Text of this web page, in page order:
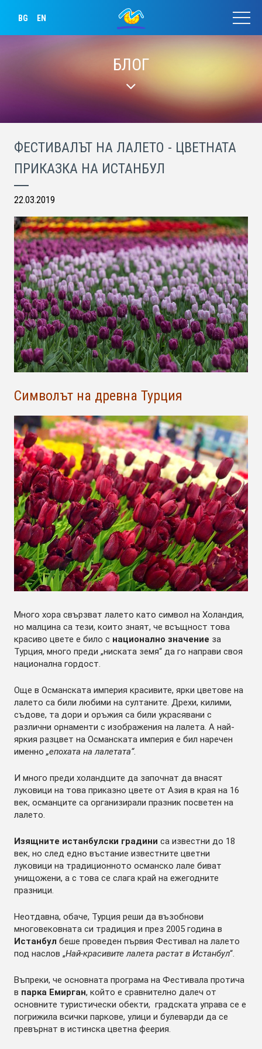
BG EN
БЛОГ
ФЕСТИВАЛЪТ НА ЛАЛЕТО - ЦВЕТНАТА
ПРИКАЗКА НА ИСТАНБУЛ
22.03.2019
Символът на древна Турция
Много хора свързват лалето като символ на Холандия,
но малцина са тези, които знаят, че всъщност това
красиво цвете е било с национално значение за
Турция, много преди „ниската земя“ да го направи своя
национална гордост.
Още в Османската империя красивите, ярки цветове на
лалето са били любими на султаните. Дрехи, килими,
съдове, та дори и оръжия са били украсявани с
различни орнаменти с изображения на лалета. А най-
яркия разцвет на Османската империя е бил наречен
именно „епохата на лалетата“.
И много преди холандците да започнат да внасят
луковици на това приказно цвете от Азия в края на 16
век, османците са организирали празник посветен на
лалето.
Изящните истанбулски градини са известни до 18
век, но след едно въстание известните цветни
луковици на традиционното османско лале биват
унищожени, а с това се слага край на ежегодните
празници.
Неотдавна, обаче, Турция реши да възобнови
многовековната си традиция и през 2005 година в
Истанбул беше проведен първия Фестивал на лалето
под наслов „Най-красивите лалета растат в Истанбул“.
Въпреки, че основната програма на Фестивала протича
в парка Емирган, който е сравнително далеч от
основните туристически обекти, градската управа се е
погрижила всички паркове, улици и булеварди да се
превърнат в истинска цветна феерия.